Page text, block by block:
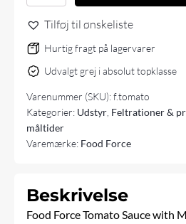
Tomato
sauce
meatballs
and
pasta.
færdigret
Tilføj til ønskeliste
Hurtig fragt på lagervarer
Udvalgt grej i absolut topklasse
Varenummer (SKU):f.tomato
Kategorier: Udstyr Feltrationer &
måltider
Varemærke: Food Force
Beskrivelse
Food Force Tomato Sauce with